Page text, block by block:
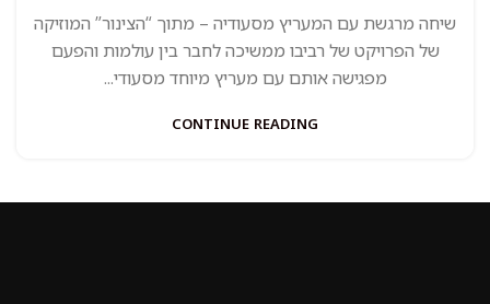
שיחה מרגשת עם המעריץ מסעודיה – מתוך “הצינור” המוזיקה
של הפרויקט של רביבו ממשיכה לחבר בין עולמות והפעם
מפגישה אותם עם מעריץ מיוחד מסעודי...
CONTINUE READING